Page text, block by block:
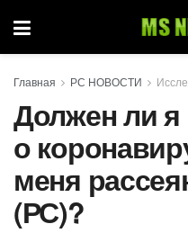
Главная РС НОВОСТИ
Должен ли я
о
меня
(РС)?